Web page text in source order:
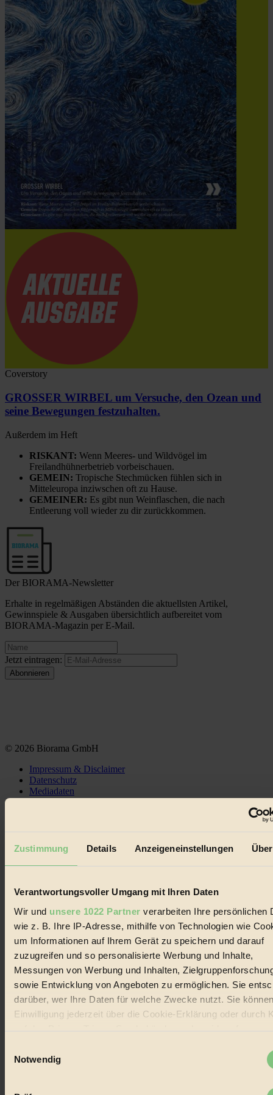
Zustimmung Details Anzeigeneinstellungen
Verantwortungsvoller Umgang mit Ihren Daten
Wir und unsere 1022 Partner verarbeiten Ihre persönlichen
wie z. B. Ihre IP-Adresse, mithilfe von Technologien wie
um Informationen auf Ihrem Gerät zu speichern und darauf
zuzugreifen und so personalisierte Werbung und Inhalte,
Messungen von Werbung und Inhalten,
sowie Entwicklung von Angeboten zu ermöglichen. Sie
darüber, wer Ihre Daten für welche Zwecke nutzt. Sie
Einwilligung jederzeit über die Cookie-Erklärung oder durch
auf das Privacy Trigger Symbol ändern oder widerrufen
Wenn Sie es erlauben, würden wir auch gerne:
Notwendig
Coverstory
GROSSER WIRBEL um Versuche, den Ozean und
seine Bewegungen festzuhalten.
Außerdem im Heft
RISKANT: Wenn Meeres- und Wildvögel im
Freilandhühnerbetrieb vorbeischauen.
GEMEIN: Tropische Stechmücken fühlen sich in
Mitteleuropa inziwschen oft zu Hause.
GEMEINER: Es gibt nun Weinflaschen, die nach
Entleerung voll wieder zu dir zurückkommen.
Der BIORAMA-Newsletter
Erhalte in regelmäßigen Abständen die aktuellsten Artikel,
Gewinnspiele & Ausgaben übersichtlich aufbereitet vom
BIORAMA-Magazin per E-Mail.
Jetzt eintragen:
© 2026 Biorama GmbH
Impressum & Disclaimer
Datenschutz
Mediadaten
und Produkte, ein Leitfaden im schnell wachsenden Markt des
Handels mit Bioprodukten, des Fair-Trade sowie der Branche
alternativer Energien.
22.601 Fans auf Facebook
3.415 Follower auf Twitter
Folge uns auf Instagram
Themen
Bio
Nachhaltigkeit